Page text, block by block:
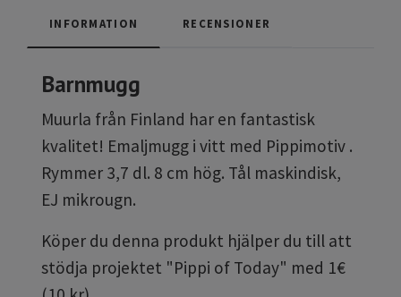
INFORMATION RECENSIONER
Barnmugg
Muurla från Finland har en fantastisk
kvalitet! Emaljmugg i vitt med Pippimotiv .
Rymmer 3,7 dl. 8 cm hög. Tål maskindisk,
EJ mikrougn.
Köper du denna produkt hjälper du till att
stödja projektet "Pippi of Today" med 1€